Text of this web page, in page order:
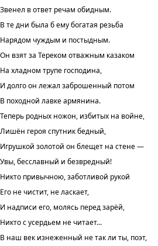
Звенел в ответ речам обидным.
В те дни была б ему богатая резьба
Нарядом чуждым и постыдным.
Он взят за Тереком отважным казаком
На хладном трупе господина,
И долго он лежал заброшенный потом
В походной лавке армянина.
Теперь родных ножон, избитых на войне,
Лишён героя спутник бедный,
Игрушкой золотой он блещет на стене —
Увы, бесславный и безвредный!
Никто привычною, заботливой рукой
Его не чистит, не ласкает,
И надписи его, молясь перед зарёй,
Никто с усердьем не читает...
В наш век изнеженный не так ли ты, поэт,